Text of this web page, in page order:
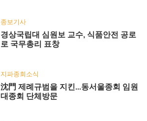
종보기사
경상국립대 심원보 교수, 식품안전 공로
로 국무총리 표창
지파종회소식
沈門 제례규범을 지킨...동서울종회 임원
대종회 단체방문